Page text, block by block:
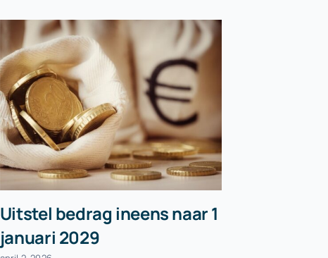
Uitstel bedrag ineens naar 1
januari 2029